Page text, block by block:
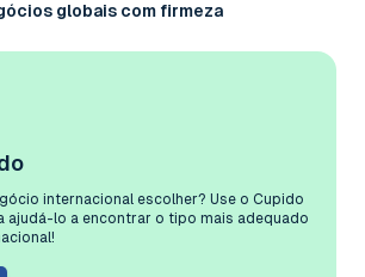
globais com firmeza
internacional escolher? Use o Cupido
ajudá-lo a encontrar o tipo mais adequado